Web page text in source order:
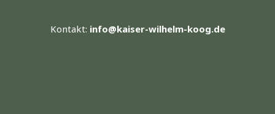
Kontakt: info@kaiser-wilhelm-koog.de